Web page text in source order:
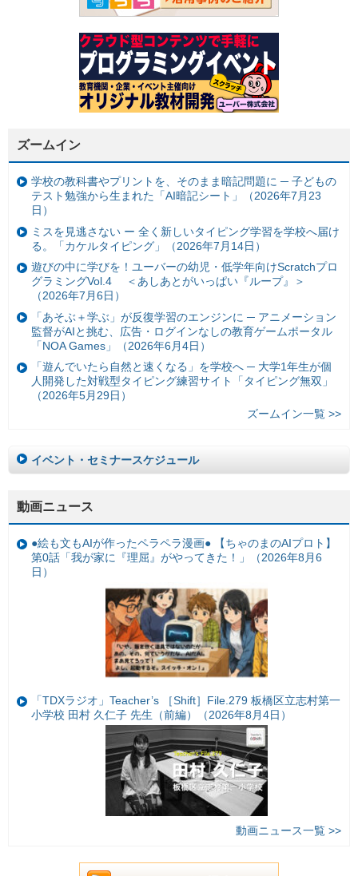
ズームイン
学校の教科書やプリントを、そのまま暗記問題に ─ 子どもの
テスト勉強から生まれた「AI暗記シート」（2026年7月23
日）
ミスを見逃さない ー 全く新しいタイピング学習を学校へ届け
る。「カケルタイピング」（2026年7月14日）
遊びの中に学びを！ユーバーの幼児・低学年向けScratchプロ
グラミングVol.4 ＜あしあとがいっぱい『ループ』＞
（2026年7月6日）
「あそぶ＋学ぶ」が反復学習のエンジンに ─ アニメーション
監督がAIと挑む、広告・ログインなしの教育ゲームポータル
「NOA Games」（2026年6月4日）
「遊んでいたら自然と速くなる」を学校へ ─ 大学1年生が個
人開発した対戦型タイピング練習サイト「タイピング無双」
（2026年5月29日）
ズームイン一覧 >>
イベント・セミナースケジュール
動画ニュース
●絵も文もAIが作ったペラペラ漫画● 【ちゃのまのAIプロト】
第0話「我が家に『理屈』がやってきた！」（2026年8月6
日）
「TDXラジオ」Teacher’s ［Shift］File.279 板橋区立志村第一
小学校 田村 久仁子 先生（前編）（2026年8月4日）
動画ニュース一覧 >>